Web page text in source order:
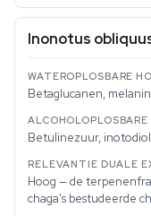
Inonotus
Betaglucanen,
Betulinezuur,
Hoog — de
chaga's bestudeerde